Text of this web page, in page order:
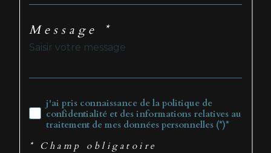
Message *
j'ai pris connaissance de la politique de
confidentialité et des informations relatives au
traitement de mes données personnelles (*)*
* Champ obligatoire